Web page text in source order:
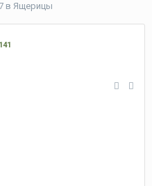
в Ящерицы
141